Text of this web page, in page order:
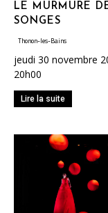
LE MURMURE
SONGES
Thonon-les-Bains
jeudi 30 novembre
20h00
Lire la suite